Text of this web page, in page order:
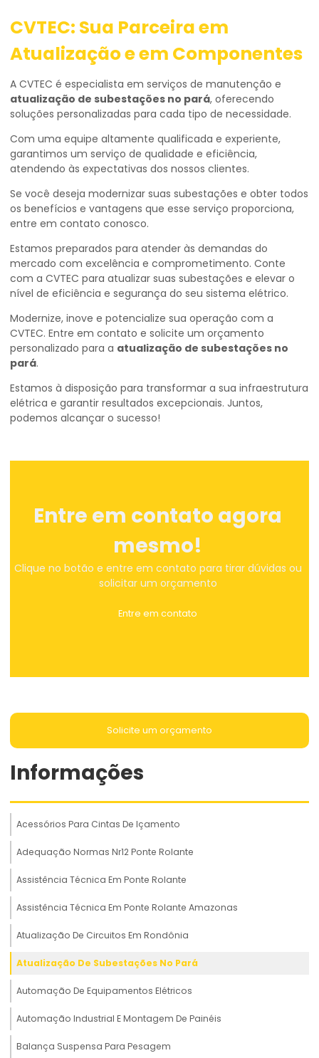
CVTEC: Sua Parceira em
Atualização e em Componentes
A CVTEC é especialista em serviços de manutenção e
atualização de subestações no pará, oferecendo
soluções personalizadas para cada tipo de necessidade.
Com uma equipe altamente qualificada e experiente,
garantimos um serviço de qualidade e eficiência,
atendendo às expectativas dos nossos clientes.
Se você deseja modernizar suas subestações e obter todos
os benefícios e vantagens que esse serviço proporciona,
entre em contato conosco.
Estamos preparados para atender às demandas do
mercado com excelência e comprometimento. Conte
com a CVTEC para atualizar suas subestações e elevar o
nível de eficiência e segurança do seu sistema elétrico.
Modernize, inove e potencialize sua operação com a
CVTEC. Entre em contato e solicite um orçamento
personalizado para a atualização de subestações no
pará.
Estamos à disposição para transformar a sua infraestrutura
elétrica e garantir resultados excepcionais. Juntos,
podemos alcançar o sucesso!
Entre em contato agora
mesmo!
Clique no botão e entre em contato para tirar dúvidas ou
solicitar um orçamento
Entre em contato
Solicite um orçamento
Informações
Acessórios Para Cintas De Içamento
Adequação Normas Nr12 Ponte Rolante
Assistência Técnica Em Ponte Rolante
Assistência Técnica Em Ponte Rolante Amazonas
Atualização De Circuitos Em Rondônia
Atualização De Subestações No Pará
Automação De Equipamentos Elétricos
Automação Industrial E Montagem De Painéis
Balança Suspensa Para Pesagem